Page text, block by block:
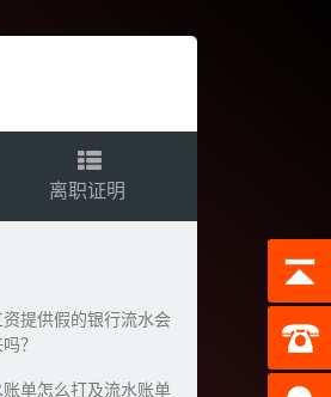
离职证明
资提供假的银行流水会
？
单怎么打及流水账单